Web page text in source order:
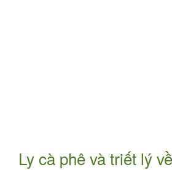
Ly cà phê và triết lý